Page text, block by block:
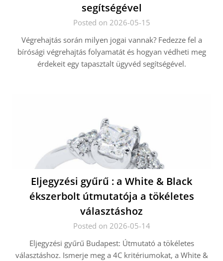
segítségével
Posted on 2026-05-15
Végrehajtás során milyen jogai vannak? Fedezze fel a
bírósági végrehajtás folyamatát és hogyan védheti meg
érdekeit egy tapasztalt ügyvéd segítségével.
Eljegyzési gyűrű : a White & Black
ékszerbolt útmutatója a tökéletes
választáshoz
Posted on 2026-05-14
Eljegyzési gyűrű Budapest: Útmutató a tökéletes
választáshoz. Ismerje meg a 4C kritériumokat, a White &